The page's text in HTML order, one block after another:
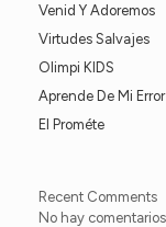
Venid Y Adoremos
Virtudes Salvajes
Olimpi KIDS
Aprende De Mi Error
El Prométe
Recent Comments
No hay